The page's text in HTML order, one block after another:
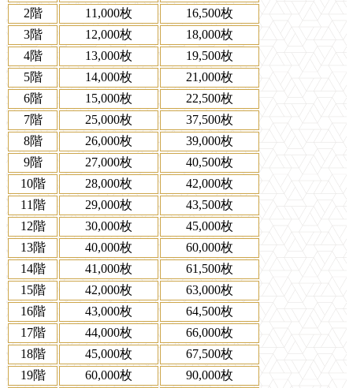
2階
11,000枚
16,500枚
3階
12,000枚
18,000枚
4階
13,000枚
19,500枚
5階
14,000枚
21,000枚
6階
15,000枚
22,500枚
7階
25,000枚
37,500枚
8階
26,000枚
39,000枚
9階
27,000枚
40,500枚
10階
28,000枚
42,000枚
11階
29,000枚
43,500枚
12階
30,000枚
45,000枚
13階
40,000枚
60,000枚
14階
41,000枚
61,500枚
15階
42,000枚
63,000枚
16階
43,000枚
64,500枚
17階
44,000枚
66,000枚
18階
45,000枚
67,500枚
19階
60,000枚
90,000枚